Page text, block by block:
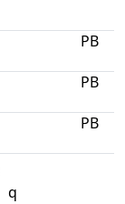
PB
PB
PB
q